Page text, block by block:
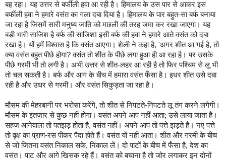
बह रहा। यह उत्तर से बर्फीली हवा आ रही है। हिमालय के उस पार से आकर इस
बर्फीली हवा ने हमारे वसंत का गला दबा दिया है। हिमालय के पार बहुत-सा बर्फ बनाया
जा रहा है जिसमें सारी मनुष्य जाति को मछली की तरह जमा कर रखा जाएगा। यह
बड़ी भारी साजिश है बर्फ की साजिश!इसी बर्फ की हवा ने हमारे आते वसंत को दबा
रखा है। यों हमें विश्वास है कि वसंत आएगा। शेली ने कहा है, 'अगर शीत आ गई है,तो
क्या वसंत बहुत पीछे होगा?वसंत तो शीत के पीछे लगा हुआ ही आ रहा है। पर उसके
पीछे गरमी भी तो लगी है। अभी उत्तर से शीत-लहर आ रही है तो फिर पश्चिम से लू भी
तो चल सकती है। बर्फ और आग के बीच में हमारा वसंत फँसा है। इधर शीत उसे दबा
रही है और उधर से गरमी। और वसंत सिकुड़ता जा रहा है।
मौसम की मेहरबानी पर भरोसा करेंगे,तो शीत से निपटते-निपटते लू तंग करने लगेगी।
मौसम के इंतजार से कुछ नहीं होगा। वसंत अपने आप नहीं आता;उसे लाया जाता है।
सहज आनेवाला तो पतझड़ होता है,वसंत नहीं। अपने आप तो पत्ते झड़ते हैं। नए पत्ते
तो वृक्ष का प्राण-रस पीकर पैदा होते हैं। वसंत यों नहीं आता। शीत और गरमी के बीच
से जो जितना वसंत निकाल सके,निकाल लें। दो पाटों के बीच में फँसा है,देश का
वसंत। पाट और आगे खिसक रहे हैं। वसंत को बचाना है तो जोर लगाकर इन दोनों